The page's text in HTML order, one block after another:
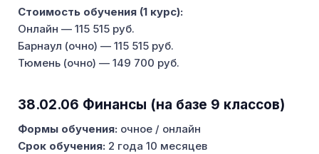
Стоимость обучения (1 курс):
Онлайн — 115 515 руб.
Барнаул (очно) — 115 515 руб.
Тюмень (очно) — 149 700 руб.
38.02.06 Финансы (на базе 9 классов)
Формы обучения: очное / онлайн
Срок обучения: 2 года 10 месяцев